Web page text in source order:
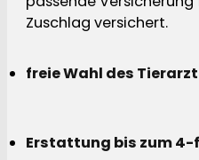
Zuschlag versichert.
freie Wahl des
Erstattung bis zum 4-